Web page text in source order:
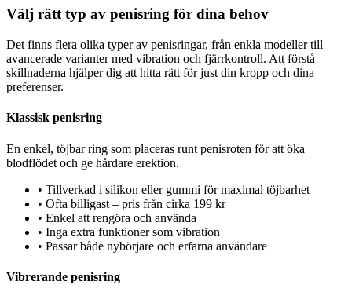
Välj rätt typ av penisring för dina behov
Det finns flera olika typer av penisringar, från enkla modeller till
avancerade varianter med vibration och fjärrkontroll. Att förstå
skillnaderna hjälper dig att hitta rätt för just din kropp och dina
preferenser.
Klassisk penisring
En enkel, töjbar ring som placeras runt penisroten för att öka
blodflödet och ge hårdare erektion.
• Tillverkad i silikon eller gummi för maximal töjbarhet
• Ofta billigast – pris från cirka 199 kr
• Enkel att rengöra och använda
• Inga extra funktioner som vibration
• Passar både nybörjare och erfarna användare
Vibrerande penisring